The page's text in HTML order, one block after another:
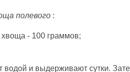
полевого :
- 100 граммов;
и выдерживают сутки.